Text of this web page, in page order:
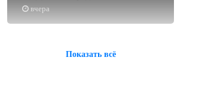
вчера
Показать всё